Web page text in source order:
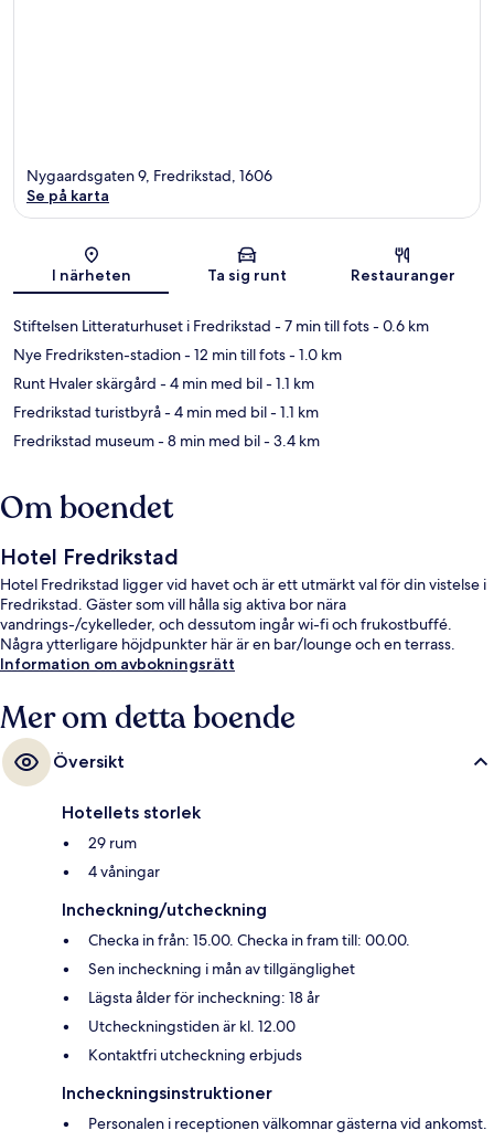
Karta
Nygaardsgaten 9, Fredrikstad, 1606
Se på karta
I närheten Ta sig runt Restauranger
Stiftelsen Litteraturhuset i Fredrikstad - 7 min till fots- 0.6 km
Nye Fredriksten-stadion- 12 min till fots- 1.0 km
Runt Hvaler skärgård - 4 min med bil- 1.1 km
Fredrikstad turistbyrå- 4 min med bil- 1.1 km
Fredrikstad museum- 8 min med bil- 3.4 km
Om boendet
Hotel Fredrikstad
Hotel Fredrikstad ligger vid havet och är ett utmärkt val för din vistelse i
Fredrikstad. Gäster som vill hålla sig aktiva bor nära
vandrings-/cykelleder, och dessutom ingår wi-fi och frukostbuffé.
Några ytterligare höjdpunkter här är en bar/lounge och en terrass.
Information om avbokningsrätt
Mer om detta boende
Översikt
Hotellets storlek
29 rum
4 våningar
Incheckning/utcheckning
Checka in från: 15.00. Checka in fram till: 00.00.
Sen incheckning i mån av tillgänglighet
Lägsta ålder för incheckning: 18 år
Utcheckningstiden är kl. 12.00
Kontaktfri utcheckning erbjuds
Incheckningsinstruktioner
Personalen i receptionen välkomnar gästerna vid ankomst.